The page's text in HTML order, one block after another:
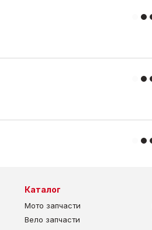
Каталог
Мото запчасти
Вело запчасти